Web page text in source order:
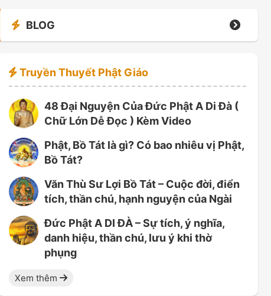
BLOG
Truyền Thuyết Phật Giáo
48 Đại Nguyện Của Đức Phật A Di Đà (
Chữ Lớn Dễ Đọc ) Kèm Video
Phật, Bồ Tát là gì? Có bao nhiêu vị Phật,
Bồ Tát?
Văn Thù Sư Lợi Bồ Tát – Cuộc đời, điển
tích, thần chú, hạnh nguyện của Ngài
Đức Phật A DI ĐÀ – Sự tích, ý nghĩa,
danh hiệu, thần chú, lưu ý khi thờ
phụng
Xem thêm